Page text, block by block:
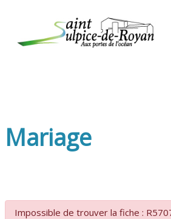
Mariage
Impossible de trouver la fiche :